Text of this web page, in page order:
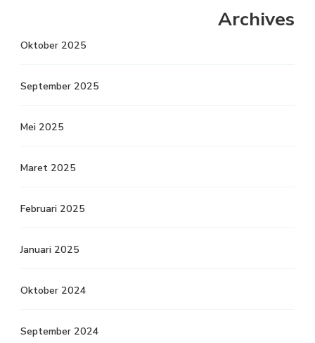
Archives
Oktober 2025
September 2025
Mei 2025
Maret 2025
Februari 2025
Januari 2025
Oktober 2024
September 2024